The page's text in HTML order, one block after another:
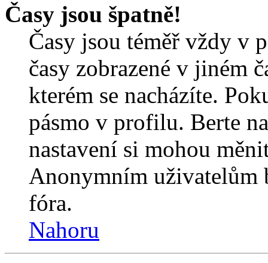
Časy jsou špatně!
Časy jsou téměř vždy v
časy zobrazené v jiném
kterém se nacházíte.
pásmo v profilu. Berte
nastavení si mohou
Anonymním uživatelům
fóra.
Nahoru